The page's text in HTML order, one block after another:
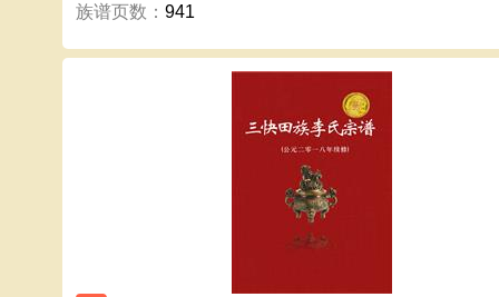
族谱页数 ： 941